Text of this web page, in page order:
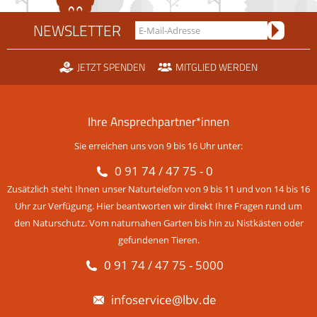
NEWSLETTER
JETZT SPENDEN MITGLIED WERDEN
Ihre Ansprechpartner*innen
Sie erreichen uns von 9 bis 16 Uhr unter:
0 91 74 / 47 75 - 0
Zusätzlich steht Ihnen unser Naturtelefon von 9 bis 11 und von 14 bis 16
Uhr zur Verfügung. Hier beantworten wir direkt Ihre Fragen rund um
den Naturschutz. Vom naturnahen Garten bis hin zu Nistkästen oder
gefundenen Tieren.
0 91 74 / 47 75 - 5000
infoservice@lbv.de